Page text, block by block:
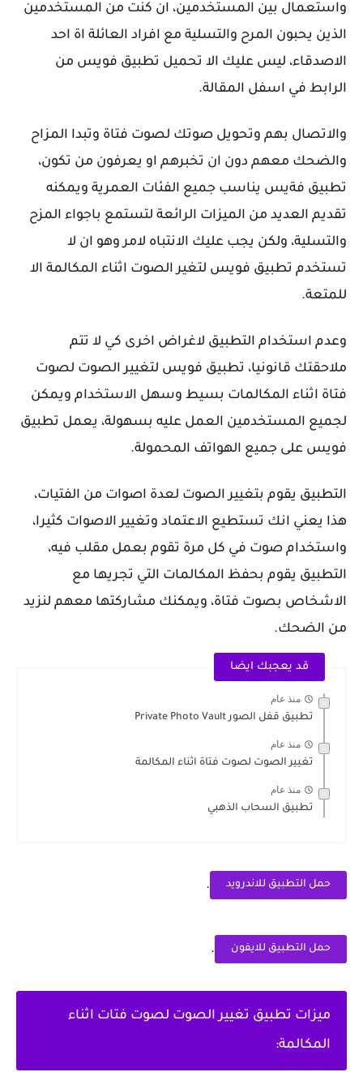
واستعمال بين المستخدمين، ان كنت من المستخدمين
الذين يحبون المرح والتسلية مع افراد العائلة اة احد
الاصدقاء، ليس عليك الا تحميل تطبيق فويس من
الرابط في اسفل المقالة.
والاتصال بهم وتحويل صوتك لصوت فتاة وتبدا المزاح
والضحك معهم دون ان تخبرهم او يعرفون من تكون،
تطبيق فةيس يناسب جميع الفئات العمرية ويمكنه
تقديم العديد من الميزات الرائعة لتستمع باجواء المزح
والتسلية، ولكن يجب عليك الانتباه لامر وهو ان لا
تستخدم تطبيق فويس لتغير الصوت اثناء المكالمة الا
للمتعة.
وعدم استخدام التطبيق لاغراض اخرى كي لا تتم
ملاحقتك قانونيا، تطبيق فويس لتغيير الصوت لصوت
فتاة اثناء المكالمات بسيط وسهل الاستخدام ويمكن
لجميع المستخدمين العمل عليه بسهولة، يعمل تطبيق
فويس على جميع الهواتف المحمولة.
التطبيق يقوم بتغيير الصوت لعدة اصوات من الفتيات،
هذا يعني انك تستطيع الاعتماد وتغيير الاصوات كثيرا،
واستخدام صوت في كل مرة تقوم بعمل مقلب فيه،
التطبيق يقوم بحفظ المكالمات التي تجريها مع
الاشخاص بصوت فتاة، ويمكنك مشاركتها معهم لنزيد
من الضحك.
قد يعجبك ايضا
منذ عام
تطبيق قفل الصور Private Photo Vault
منذ عام
تغيير الصوت لصوت فتاة اثناء المكالمة
منذ عام
تطبيق السحاب الذهبي
حمل التطبيق للاندرويد .
حمل التطبيق للايفون .
ميزات تطبيق تغيير الصوت لصوت فتات اثناء
المكالمة: